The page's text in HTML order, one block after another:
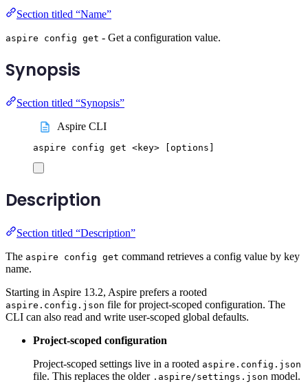
Section titled “Name”
aspire config get - Get a configuration value.
Synopsis
Section titled “Synopsis”
Aspire CLI
aspire config get <key> [options]
Description
Section titled “Description”
The aspire config get command retrieves a config value by key
name.
Starting in Aspire 13.2, Aspire prefers a rooted
aspire.config.json file for project-scoped configuration. The
CLI can also read and write user-scoped global defaults.
Project-scoped configuration
Project-scoped settings live in a rooted aspire.config.json
file. This replaces the older .aspire/settings.json model.